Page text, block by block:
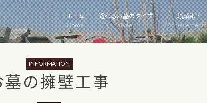
ホーム
Home
選べるお墓のタイプ
Type
実績紹介
Achievements
INFORMATION
墓の擁壁工事